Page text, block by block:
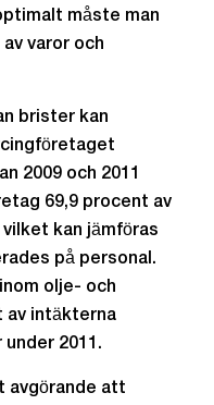
måste man
varor och
brister kan
2009 och 2011
69,9 procent av
kan jämföras
på personal.
olje- och
av intäkterna
2011.
avgörande att